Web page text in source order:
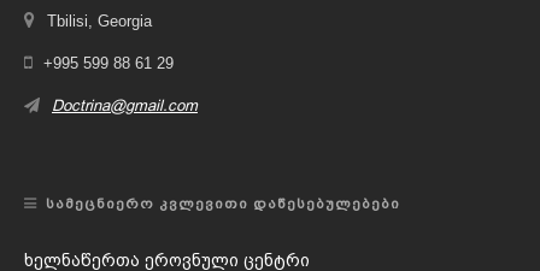
Tbilisi, Georgia
+995 599 88 61 29
Doctrina@gmail.com
ᲡᲐᲛᲔᲪᲜᲘᲔᲠᲝ ᲙᲕᲚᲔᲕᲘᲗᲘ ᲓᲐᲬᲔᲡᲔᲑᲣᲚᲔᲑᲔᲑᲘ
ხელნაწერთა ეროვნული ცენტრი